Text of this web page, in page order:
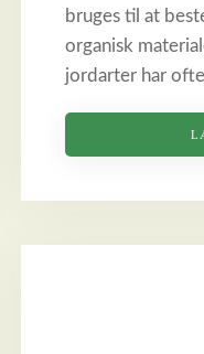
bruges til at
organisk
jordarter har